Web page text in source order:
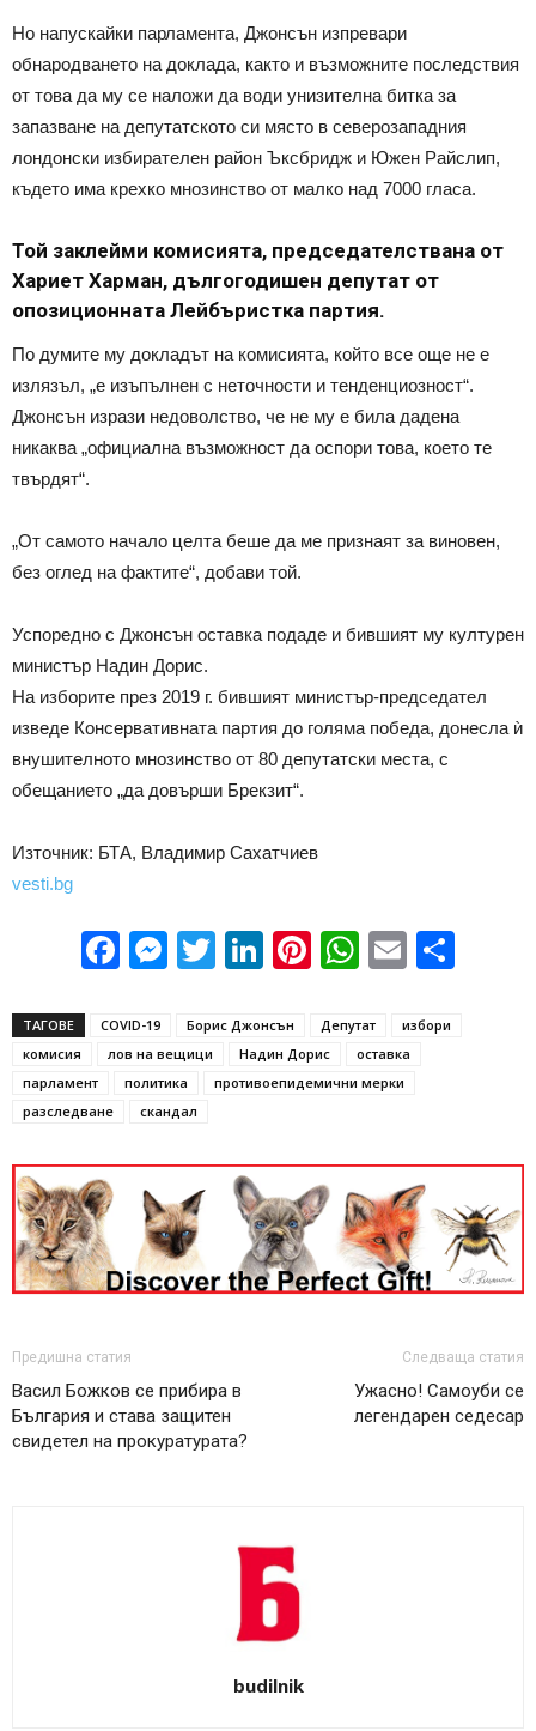
Но напускайки парламента, Джонсън изпревари
обнародването на доклада, както и възможните последствия
от това да му се наложи да води унизителна битка за
запазване на депутатското си място в северозападния
лондонски избирателен район Ъксбридж и Южен Райслип,
където има крехко мнозинство от малко над 7000 гласа.
Той заклейми комисията, председателствана от
Хариет Харман, дългогодишен депутат от
опозиционната Лейбъристка партия.
По думите му докладът на комисията, който все още не е
излязъл, „е изъпълнен с неточности и тенденциозност“.
Джонсън изрази недоволство, че не му е била дадена
никаква „официална възможност да оспори това, което те
твърдят“.
„От самото начало целта беше да ме признаят за виновен,
без оглед на фактите“, добави той.
Успоредно с Джонсън оставка подаде и бившият му културен
министър Надин Дорис.
На изборите през 2019 г. бившият министър-председател
изведе Консервативната партия до голяма победа, донесла ѝ
внушителното мнозинство от 80 депутатски места, с
обещанието „да довърши Брекзит“.
Източник: БТА, Владимир Сахатчиев
vesti.bg
Facebook
Messenger
Twitter
LinkedIn
Pinterest
WhatsApp
Email
ТАГОВЕ COVID-19 Борис Джонсън Депутат
избори
комисия
лов на вещици Надин Дорис
оставка
парламент
политика
противоепидемични мерки
разследване
скандал
Предишна статия
Васил Божков се прибира в
България и става защитен
свидетел на прокуратурата?
Следваща статия
Ужасно! Самоуби се
легендарен седесар
budilnik